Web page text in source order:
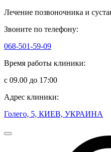
Лечение позвоночника и
Звоните по телефону:
068-501-59-09
Время работы клиники:
с 09.00 до 17:00
Адрес клиники:
Голего, 5, КИЕВ, УКРАИНА